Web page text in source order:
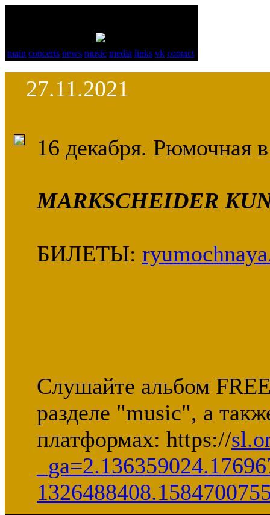
main concerts news music media links vk contact
27.11.2021
16 декабря. Рюмочная
MARKSCHEIDER
БИЛЕТЫ:
Слушайте альбом
разделе "music", а
платформах: https://